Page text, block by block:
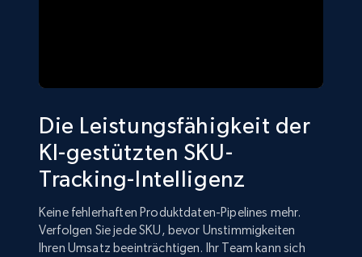
Die Leistungsfähigkeit der
KI-gestützten SKU-
Tracking-Intelligenz
Keine fehlerhaften Produktdaten-Pipelines mehr.
Verfolgen Sie jede SKU, bevor Unstimmigkeiten
Ihren Umsatz beeinträchtigen. Ihr Team kann sich